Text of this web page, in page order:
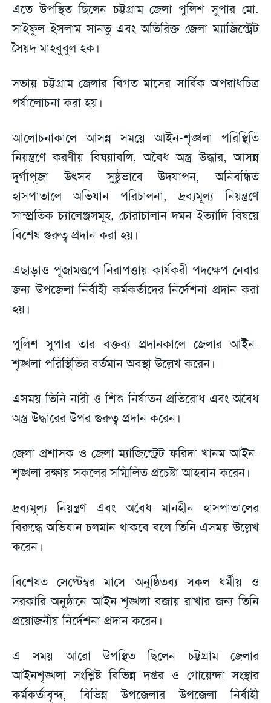
এতে উপস্থিত ছিলেন চট্টগ্রাম জেলা পুলিশ সুপার মো.
সাইফুল ইসলাম সানতু এবং অতিরিক্ত জেলা ম্যাজিস্ট্রেট
সৈয়দ মাহবুবুল হক।
সভায় চট্টগ্রাম জেলার বিগত মাসের সার্বিক অপরাধচিত্র
পর্যালোচনা করা হয়।
আলোচনাকালে আসন্ন সময়ে আইন-শৃঙ্খলা পরিস্থিতি
নিয়ন্ত্রণে করণীয় বিষয়াবলি, অবৈধ অস্ত্র উদ্ধার, আসন্ন
দুর্গাপূজা উৎসব সুষ্ঠুভাবে উদযাপন, অনিবন্ধিত
হাসপাতালে অভিযান পরিচালনা, দ্রব্যমূল্য নিয়ন্ত্রণে
সাম্প্রতিক চ্যালেঞ্জসমূহ, চোরাচালান দমন ইত্যাদি বিষয়ে
বিশেষ গুরুত্ব প্রদান করা হয়।
এছাড়াও পূজামণ্ডপে নিরাপত্তায় কার্যকরী পদক্ষেপ নেবার
জন্য উপজেলা নির্বাহী কর্মকর্তাদের নির্দেশনা প্রদান করা
হয়।
পুলিশ সুপার তার বক্তব্য প্রদানকালে জেলার আইন-
শৃঙ্খলা পরিস্থিতির বর্তমান অবস্থা উল্লেখ করেন।
এসময় তিনি নারী ও শিশু নির্যাতন প্রতিরোধ এবং অবৈধ
অস্ত্র উদ্ধারের উপর গুরুত্ব প্রদান করেন।
জেলা প্রশাসক ও জেলা ম্যাজিস্ট্রেট ফরিদা খানম আইন-
শৃঙ্খলা রক্ষায় সকলের সম্মিলিত প্রচেষ্টা আহবান করেন।
দ্রব্যমূল্য নিয়ন্ত্রণ এবং অবৈধ মানহীন হাসপাতালের
বিরুদ্ধে অভিযান চলমান থাকবে বলে তিনি এসময় উল্লেখ
করেন।
বিশেষত সেপ্টেম্বর মাসে অনুষ্ঠিতব্য সকল ধর্মীয় ও
সরকারি অনুষ্ঠানে আইন-শৃঙ্খলা বজায় রাখার জন্য তিনি
প্রয়োজনীয় নির্দেশনা প্রদান করেন।
এ সময় আরো উপস্থিত ছিলেন চট্টগ্রাম জেলার
আইনশৃঙ্খলা সংশ্লিষ্ট বিভিন্ন দপ্তর ও গোয়েন্দা সংস্থার
কর্মকর্তাবৃন্দ, বিভিন্ন উপজেলার উপজেলা নির্বাহী